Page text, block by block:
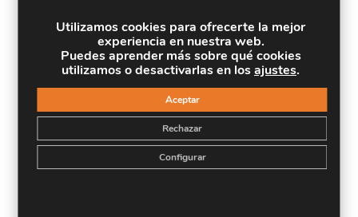
Utilizamos cookies para ofrecerte la mejor
experiencia en nuestra web.
Puedes aprender más sobre qué cookies
utilizamos o desactivarlas en losajustes.
Aceptar
Rechazar
Configurar